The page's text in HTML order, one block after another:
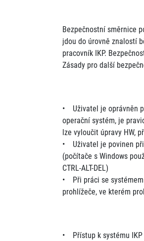
Bezpečnostní směrnice
jdou do úrovně znalostí
pracovník IKP.
Zásady pro další
• Uživatel je oprávněn
operační systém, je
lze vyloučit úpravy HW,
• Uživatel je povinen při
(počítače s Windows
CTRL-ALT-DEL)
• Při práci se systémem
prohlížeče, ve kterém
• Přístup k systému IKP